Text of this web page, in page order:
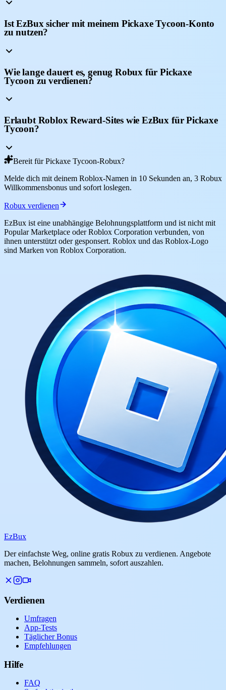
Ist EzBux sicher mit meinem Pickaxe Tycoon-Konto
zu nutzen?
Wie lange dauert es, genug Robux für Pickaxe
Tycoon zu verdienen?
Erlaubt Roblox Reward-Sites wie EzBux für Pickaxe
Tycoon?
Bereit für Pickaxe Tycoon-Robux?
Melde dich mit deinem Roblox-Namen in 10 Sekunden an, 3 Robux
Willkommensbonus und sofort loslegen.
Robux verdienen
EzBux ist eine unabhängige Belohnungsplattform und ist nicht mit
Popular Marketplace oder Roblox Corporation verbunden, von
ihnen unterstützt oder gesponsert. Roblox und das Roblox-Logo
sind Marken von Roblox Corporation.
EzBux
Der einfachste Weg, online gratis Robux zu verdienen. Angebote
machen, Belohnungen sammeln, sofort auszahlen.
Verdienen
Umfragen
App-Tests
Täglicher Bonus
Empfehlungen
Hilfe
FAQ